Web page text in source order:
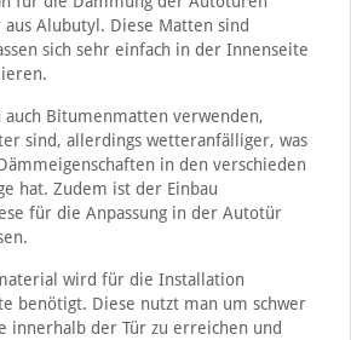
Alubutyl. Diese Matten sind
sich sehr einfach in der Innenseite
Bitumenmatten verwenden,
sind, allerdings wetteranfälliger, was
in den verschieden
hat. Zudem ist der Einbau
für die Anpassung in der Autotür
wird für die Installation
benötigt. Diese nutzt man um schwer
innerhalb der Tür zu erreichen und